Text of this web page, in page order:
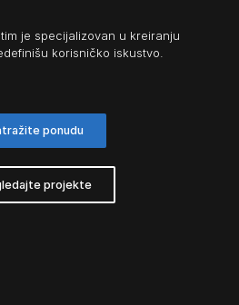
je specijalizovan u kreiranju
korisničko iskustvo.
ponudu
projekte